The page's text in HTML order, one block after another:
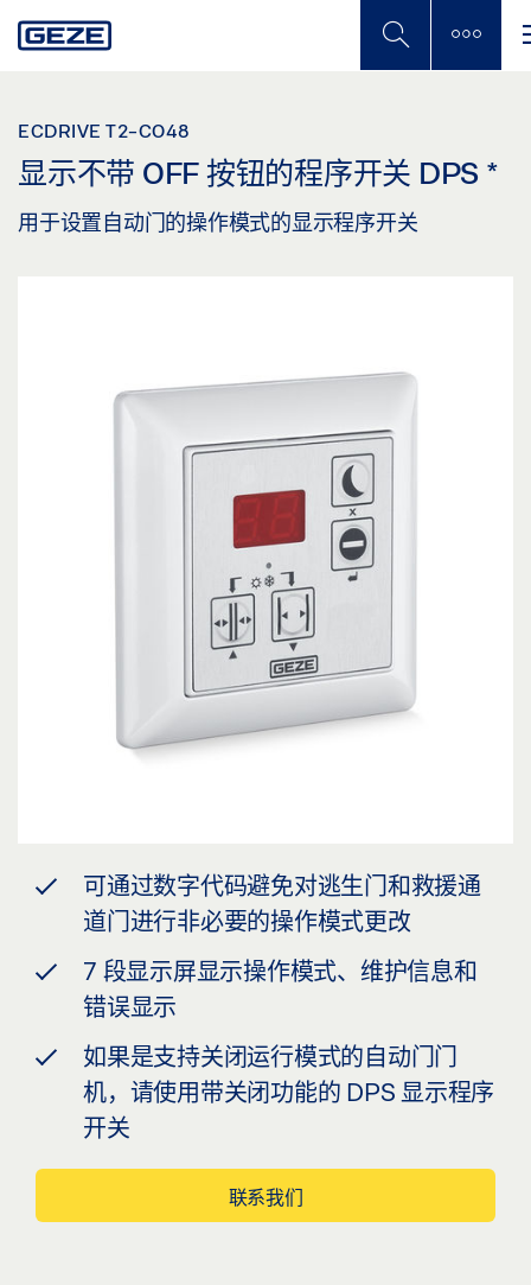
to
ECDRIVE T2-CO48
显示不带 OFF 按钮的程序开关 DPS *
用于设置自动门的操作模式的显示程序开关
可通过数字代码避免对逃生门和救援通
道门进行非必要的操作模式更改
7 段显示屏显示操作模式、维护信息和
错误显示
如果是支持关闭运行模式的自动门门
机，请使用带关闭功能的 DPS 显示程序
开关
联系我们